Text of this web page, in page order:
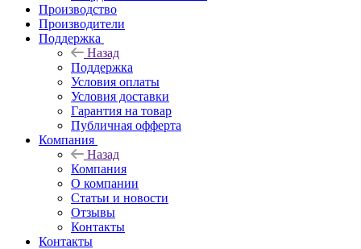
Производство
Производители
Поддержка
Назад
Поддержка
Условия оплаты
Условия доставки
Гарантия на товар
Публичная офферта
Компания
Назад
Компания
О компании
Статьи и новости
Отзывы
Контакты
Контакты